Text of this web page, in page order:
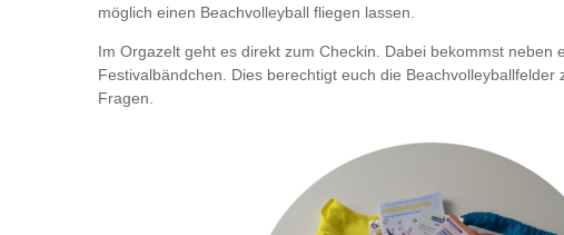
möglich einen Beachvolleyball fliegen lassen.
Im Orgazelt geht es direkt zum Checkin. Dabei bekommst
Festivalbändchen. Dies berechtigt euch die
Fragen.